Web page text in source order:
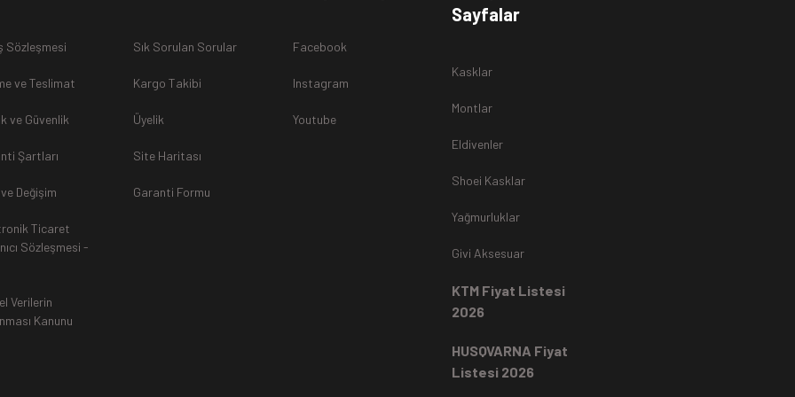
tarafımıza ulaştırılması zorunludur. Aksi halde gönderileriniz
siparişiniz Havale ile yapıldıysa aynı Hesaba (IBAN), Kredi Kartı ile yapıldıysa aynı karta iade edilir.
ürün bedeli iade edilmektedir. Kredi Kartına yapılan iadelerde, ekstrenize (+) Taksit yansıtma ve buna benzer tüm
Sözleşmesi
ve Teslimat
ve Güvenlik
Şartları
Değişim
Ticaret
Sözleşmesi -
Verilerin
Kanunu
Sık Sorulan Sorular
Kargo Takibi
Üyelik
Site Haritası
Garanti Formu
Facebook
Instagram
Youtube
Sayfalar
Kasklar
Montlar
Eldivenler
Shoei Kasklar
Yağmurluklar
Givi Aksesuar
KTM Fiyat Listesi
2026
HUSQVARNA Fiyat
Listesi 2026